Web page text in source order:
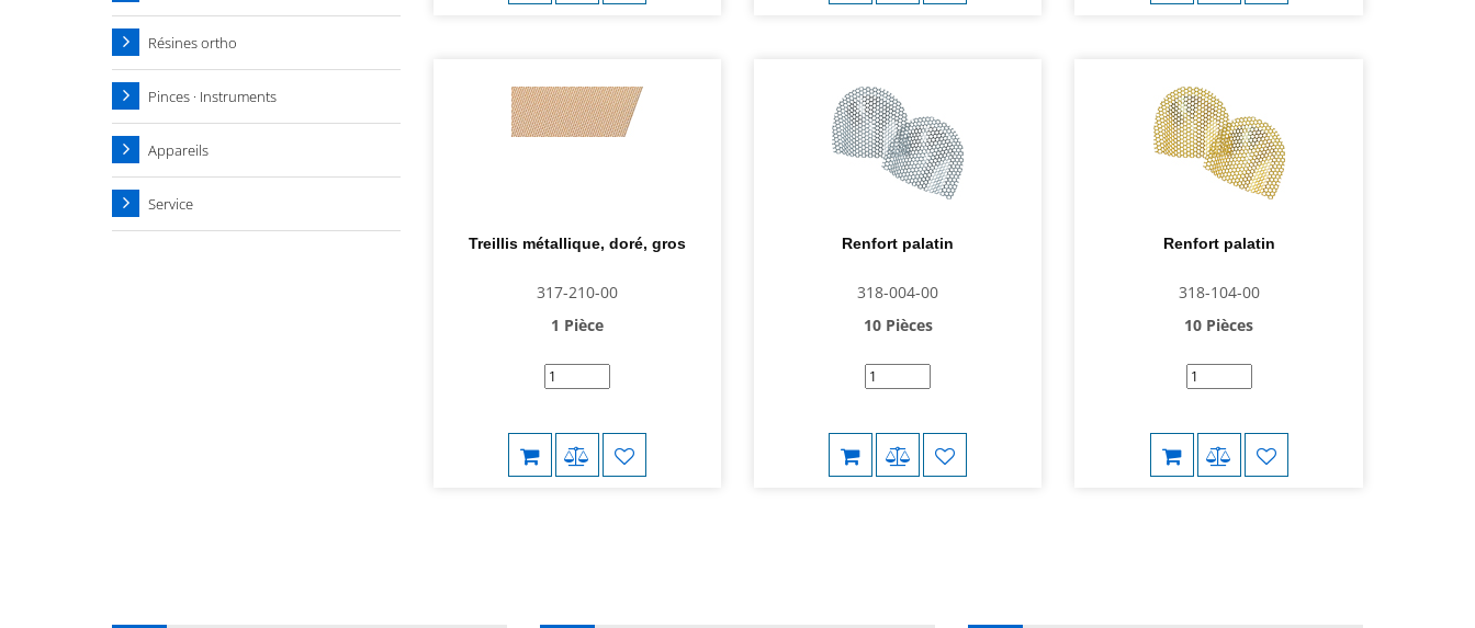
Treillis métallique, doré, gros
317-210-00
1 Pièce
Renfort palatin
318-004-00
10 Pièces
Renfort palatin
318-104-00
10 Pièces
Résines ortho
Pinces · Instruments
Appareils
Service